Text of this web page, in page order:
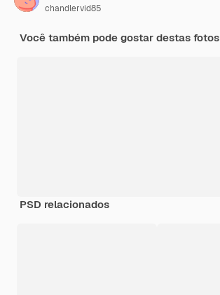
chandlervid85
Você também pode gostar destas fotos
PSD relacionados